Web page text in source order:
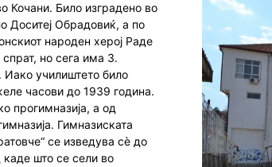
Кочани. Било изградено во
Доситеј Обрадoвиќ, а по
народен херој Раде
но сега има 3.
Иако училиштето било
часови до 1939 година.
прогимназија, а од
Гимназиската
се изведува сè до
каде што се сели во